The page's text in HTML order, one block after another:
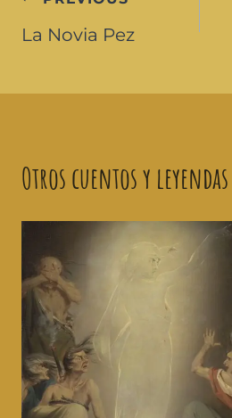
La Novia Pez
Otros cuentos y leyendas